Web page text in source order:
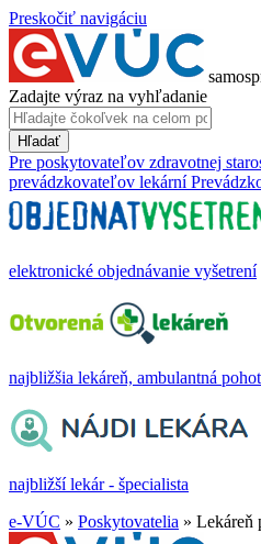
Preskočiť navigáciu
Zadajte výraz na vyhľadanie
Hľadať
Pre poskytovateľov zdravotnej
prevádzkovateľov lekární
elektronické objednávanie vyšetrení
najbližšia lekáreň, ambulantná
najbližší lekár - špecialista
e-VÚC » Poskytovatelia » Lekáreň